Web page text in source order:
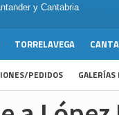
y Cantabria
TORRELAVEGA
PEDIDOS GALERÍAS